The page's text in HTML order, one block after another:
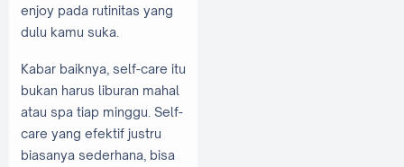
enjoy pada rutinitas yang
dulu kamu suka.
Kabar baiknya, self-care itu
bukan harus liburan mahal
atau spa tiap minggu. Self-
care yang efektif justru
biasanya sederhana, bisa